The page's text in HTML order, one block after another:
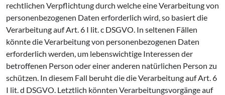
rechtlichen Verpflichtung durch welche eine Verarbeitung von
personenbezogenen Daten erforderlich wird, so basiert die
Verarbeitung auf Art. 6 I lit. c DSGVO. In seltenen Fällen
könnte die Verarbeitung von personenbezogenen Daten
erforderlich werden, um lebenswichtige Interessen der
betroffenen Person oder einer anderen natürlichen Person zu
schützen. In diesem Fall beruht die die Verarbeitung auf Art. 6
I lit. d DSGVO. Letztlich könnten Verarbeitungsvorgänge auf